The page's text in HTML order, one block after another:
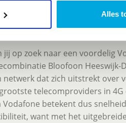
Alles
Vodafone
Heeswijk-Dinther
jij op zoek naar een voordelig
Bloofoon
netwerk dat zich uitstrekt over
telecomproviders in
Vodafone betekent dus
want met het